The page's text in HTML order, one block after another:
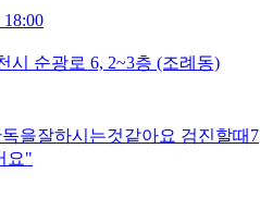
시 순광로 6, 2~3층 (조례동)
을잘하시는것같아요 검진할때7
요"